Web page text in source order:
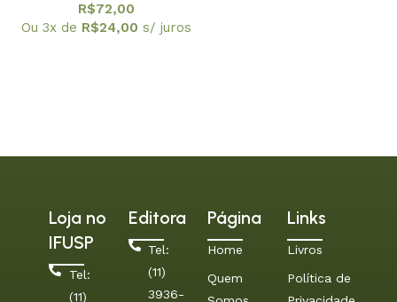
E ADULTOS EM FOCO OS
R$72,00
Ou 3x de R$24,00 s/ juros
Loja no
IFUSP
Tel:
(11)
Editora
Tel:
(11)
3936-
Página
Home
Quem
Links
Livros
Política de